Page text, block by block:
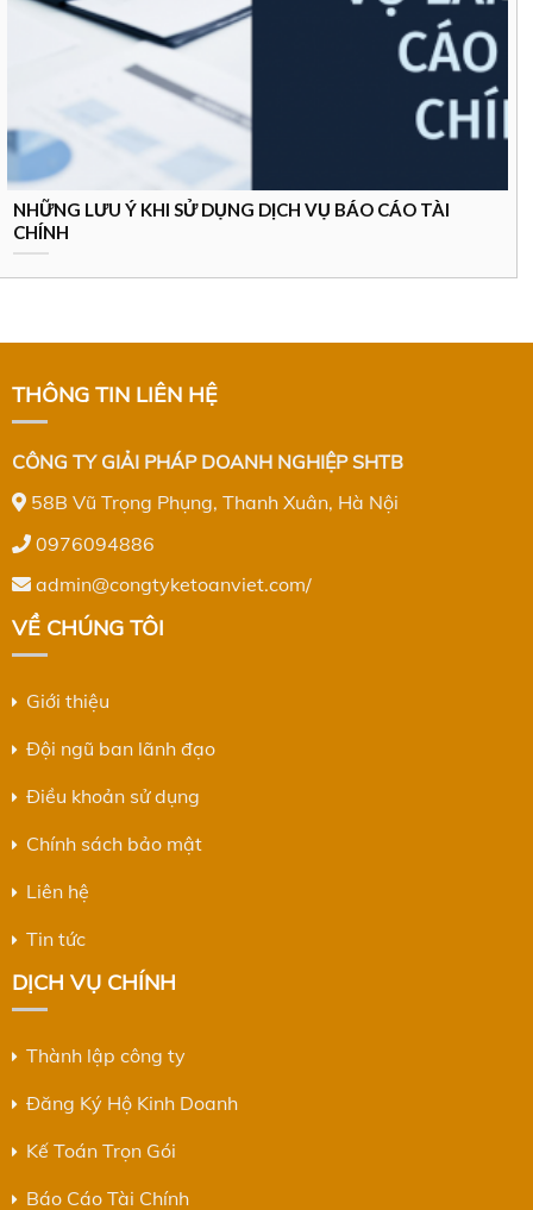
NHỮNG LƯU Ý KHI SỬ DỤNG DỊCH VỤ BÁO CÁO TÀI
CHÍNH
THÔNG TIN LIÊN HỆ
CÔNG TY GIẢI PHÁP DOANH NGHIỆP SHTB
58B Vũ Trọng Phụng, Thanh Xuân, Hà Nội
0976094886
admin@congtyketoanviet.com/
VỀ CHÚNG TÔI
Giới thiệu
Đội ngũ ban lãnh đạo
Điều khoản sử dụng
Chính sách bảo mật
Liên hệ
Tin tức
DỊCH VỤ CHÍNH
Thành lập công ty
Đăng Ký Hộ Kinh Doanh
Kế Toán Trọn Gói
Báo Cáo Tài Chính